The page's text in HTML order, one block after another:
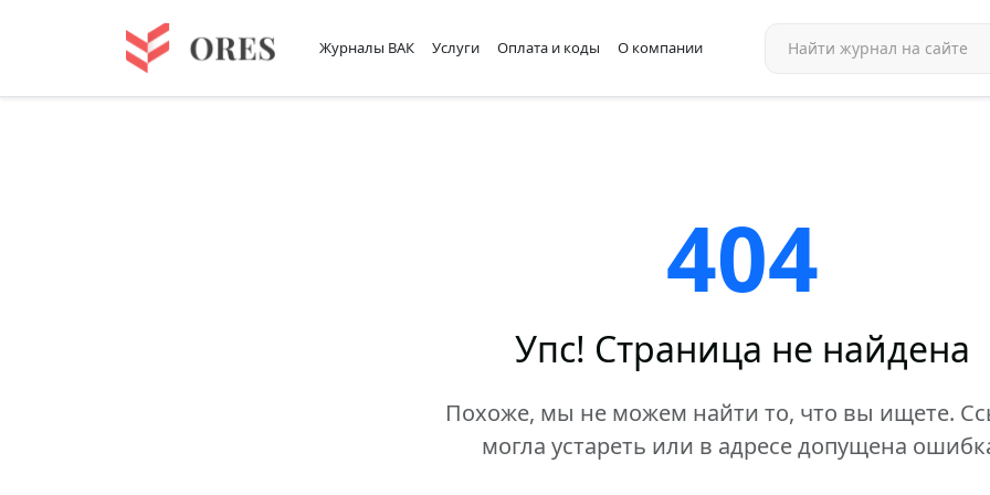
Журналы ВАК Услуги Оплата и коды О компании
404
Упс! Страница не найдена
Похоже, мы не можем найти то, что вы ищете.
могла устареть или в адресе допущена